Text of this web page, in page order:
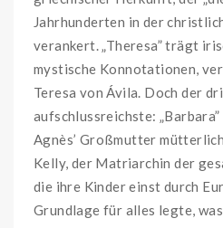
Jahrhunderten in der
verankert. „Theresa” trägt
mystische Konnotationen,
Teresa von Ávila. Doch der
aufschlussreichste:
Agnès’ Großmutter
Kelly, der Matriarchin der
die ihre Kinder einst durch
Grundlage für alles legte,